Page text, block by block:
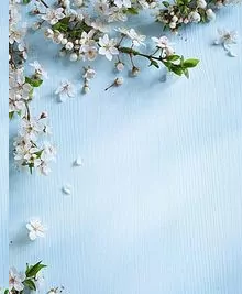
рост, экология,